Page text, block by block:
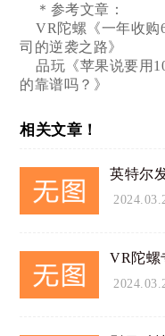
＊参考文章：
VR陀螺《一年收购
司的逆袭之路》
品玩《苹果说要用
的靠谱吗？》
相关文章！
英特尔
VR陀螺